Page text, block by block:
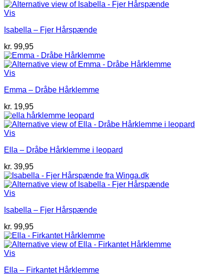
Vis
Isabella – Fjer Hårspænde
kr. 99,95
Vis
Emma – Dråbe Hårklemme
kr. 19,95
Vis
Ella – Dråbe Hårklemme i leopard
kr. 39,95
Vis
Isabella – Fjer Hårspænde
kr. 99,95
Vis
Ella – Firkantet Hårklemme